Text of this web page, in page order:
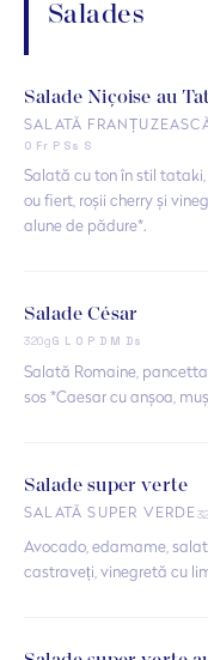
Salades
Salade Niçoise au
SALATĂ
O Fr P Ss S
Salată cu ton în stil tataki,
ou fiert, roșii cherry și
alune de pădure*.
Salade César
320gG L O P D M Ds
Salată Romaine,
sos *Caesar cu anșoa,
Salade super verte
SALATĂ SUPER VERDE
Avocado, edamame,
castraveți, vinegretă cu